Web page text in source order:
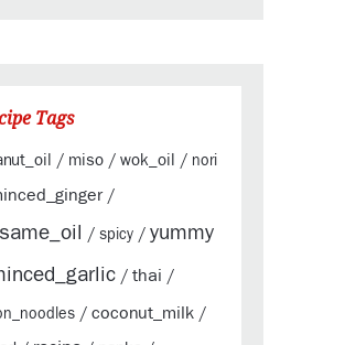
Tags
/ miso / wok_oil / nori
/
/ spicy / yummy
/ thai /
/ coconut_milk /